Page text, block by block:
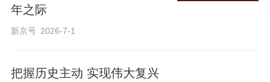
年之际
新京号 2026-7-1
把握历史主动 实现伟大复兴